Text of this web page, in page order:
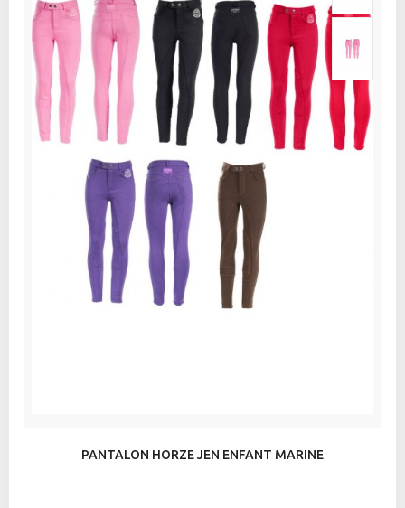
PANTALON HORZE JEN ENFANT MARINE